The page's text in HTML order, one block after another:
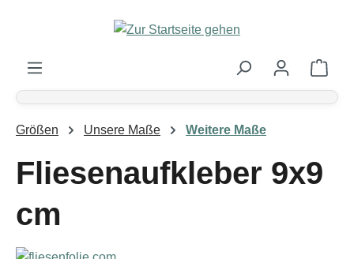
Zum Hauptinhalt springen
Größen Unsere Maße Weitere Maße
Fliesenaufkleber 9x9
cm